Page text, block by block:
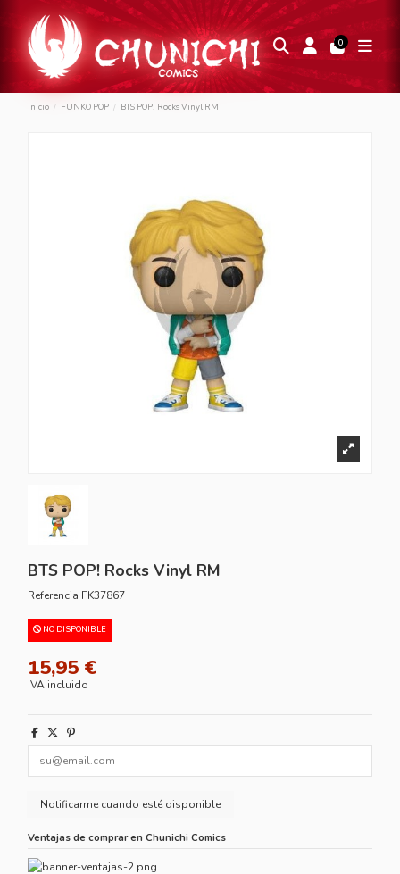
0
Inicio FUNKO POP BTS POP! Rocks Vinyl RM
BTS POP! Rocks Vinyl RM
Referencia FK37867
NO DISPONIBLE
15,95 €
IVA incluido
Ventajas de comprar en Chunichi Comics